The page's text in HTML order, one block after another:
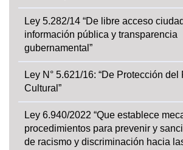
Ley 5.282/14 “De libre acceso
información pública y transparencia
gubernamental”
Ley N° 5.621/16: “De Protección del
Cultural”
Ley 6.940/2022 “Que establece
procedimientos para prevenir y
de racismo y discriminación hacia